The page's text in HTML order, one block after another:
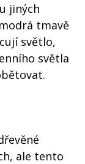
jiných
tmavě
světlo,
světla
ale tento